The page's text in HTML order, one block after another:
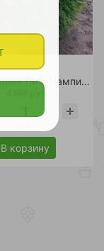
Туя западная Литл Чампион С30 1шт
В корзину